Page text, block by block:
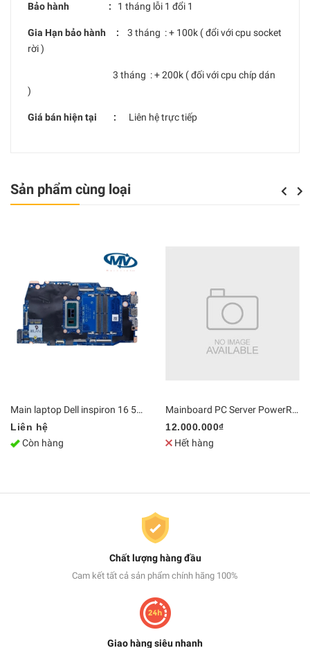
Bảo hành : 1 tháng lỗi 1 đổi 1
Gia Hạn bảo hành : 3 tháng : + 100k ( đổi với cpu socket
rời )
3 tháng : + 200k ( đối với cpu chíp dán
)
Giá bán hiện tại : Liên hệ trực tiếp
Sản phẩm cùng loại Previous
Main laptop Dell inspiron 16 5640 Core 7 150U LA-N562P / LA-N563P | DDR5 Bo mạch chủ Zin [Chính Hãng]
Liên hệ
Còn hàng
Mainboard PC Server PowerRdge T440 hỗ trợ CPU kép LGA3647, 16 khe cắm RAM | DDR4 Bo mạch chủ Zin [Chính Hãng]
12.000.000₫
Hết hàng
Next
Chất lượng hàng đầu
Cam kết tất cả sản phẩm chính hãng 100%
Giao hàng siêu nhanh